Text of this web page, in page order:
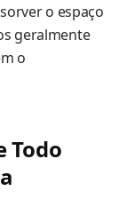
o espaço
geralmente
o
Todo